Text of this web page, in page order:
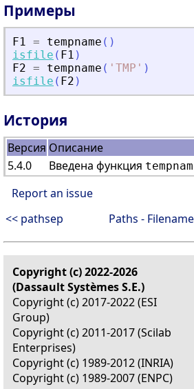
Примеры
F1 = tempname ( )
isfile ( F1 )
F2 = tempname ( ' TMP ' )
isfile ( F2 )
История
Версия Описание
5.4.0
Введена функция
Report an issue
<< pathsep
Paths -
Copyright (c) 2022-2026
(Dassault Systèmes S.E.)
Copyright (c) 2017-2022 (ESI
Group)
Copyright (c) 2011-2017 (Scilab
Enterprises)
Copyright (c) 1989-2012 (INRIA)
Copyright (c) 1989-2007 (ENPC)